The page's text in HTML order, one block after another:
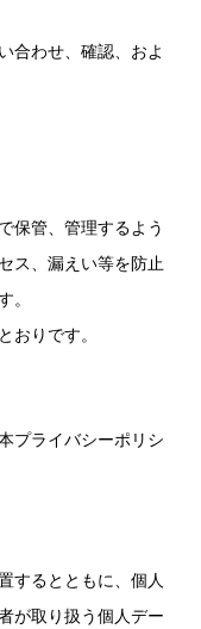
合わせ、確認、およ
保管、管理するよう
ス、漏えい等を防止
。
おりです。
プライバシーポリシ
するとともに、個人
が取り扱う個人デー